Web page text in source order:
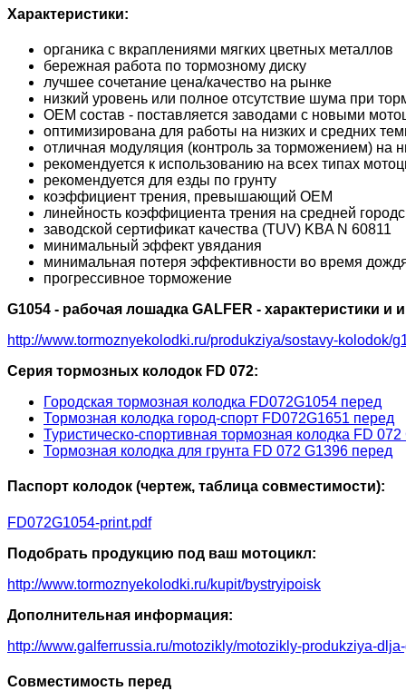
Характеристики:
органика с вкраплениями мягких цветных металлов
бережная работа по тормозному диску
лучшее сочетание цена/качество на рынке
низкий уровень или полное отсутствие шума при
OEM состав - поставляется заводами с новыми
оптимизирована для работы на низких и средних
отличная модуляция (контроль за торможением) на
рекомендуется к использованию на всех типах
рекомендуется для езды по грунту
коэффициент трения, превышающий OEM
линейность коэффициента трения на средней
заводской сертификат качества (TUV) KBA N 60811
минимальный эффект увядания
минимальная потеря эффективности во время
прогрессивное торможение
G1054 - рабочая лошадка GALFER - характеристики
http://www.tormoznyekolodki.ru/produkziya/sostavy-kolodok/
Серия тормозных колодок FD 072:
Городская тормозная колодка FD072G1054 перед
Тормозная колодка город-спорт FD072G1651 перед
Туристическо-спортивная тормозная колодка FD
Тормозная колодка для грунта FD 072 G1396 перед
Паспорт колодок (чертеж, таблица совместимости):
FD072G1054-print.pdf
Подобрать продукцию под ваш мотоцикл:
http://www.tormoznyekolodki.ru/kupit/bystryipoisk
Дополнительная информация:
http://www.galferrussia.ru/motozikly/motozikly-produkziya-
Совместимость перед